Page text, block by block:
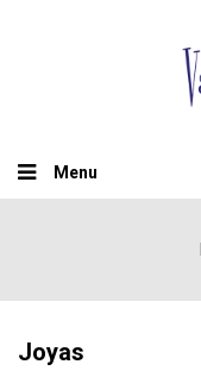
Menu
Joyas